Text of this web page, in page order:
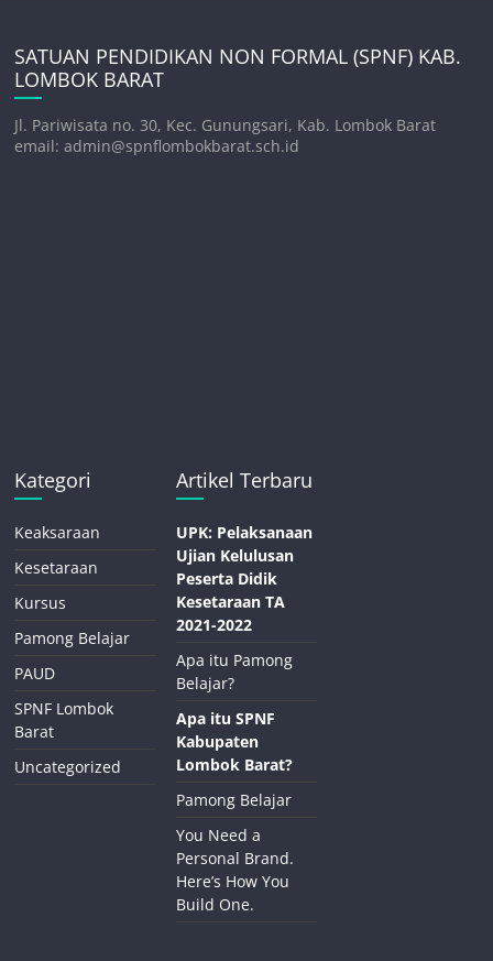
SATUAN PENDIDIKAN NON FORMAL (SPNF) KAB.
LOMBOK BARAT
Jl. Pariwisata no. 30, Kec. Gunungsari, Kab. Lombok Barat
email: admin@spnflombokbarat.sch.id
Kategori
Keaksaraan
Kesetaraan
Kursus
Pamong Belajar
PAUD
SPNF Lombok
Barat
Uncategorized
Artikel Terbaru
UPK: Pelaksanaan
Ujian Kelulusan
Peserta Didik
Kesetaraan TA
2021-2022
Apa itu Pamong
Belajar?
Apa itu SPNF
Kabupaten
Lombok Barat?
Pamong Belajar
You Need a
Personal Brand.
Here’s How You
Build One.